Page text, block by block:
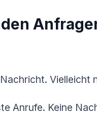
Vielleicht
Anrufe. Keine